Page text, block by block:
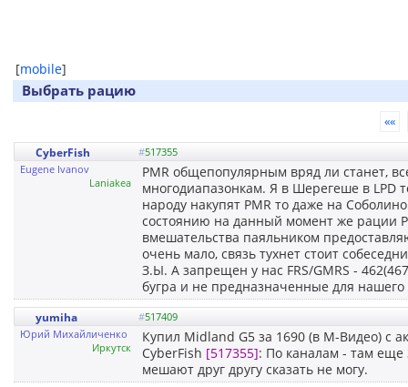
[mobile]
Выбрать рацию
««
CyberFish #517355
Eugene Ivanov
Laniakea
PMR общепопулярным вряд ли станет,
многодиапазонкам. Я в Шерегеше в LPD
народу накупят PMR то даже на
состоянию на данный момент же рации
вмешательства паяльником
очень мало, связь тухнет стоит
З.Ы. А запрещен у нас FRS/GMRS -
бугра и не предназначенные для
yumiha #517409
Юрий Михайличенко
Иркутск
Купил Midland G5 за 1690 (в М-Видео) с
CyberFish [517355]: По каналам - там еще
мешают друг другу сказать не могу.